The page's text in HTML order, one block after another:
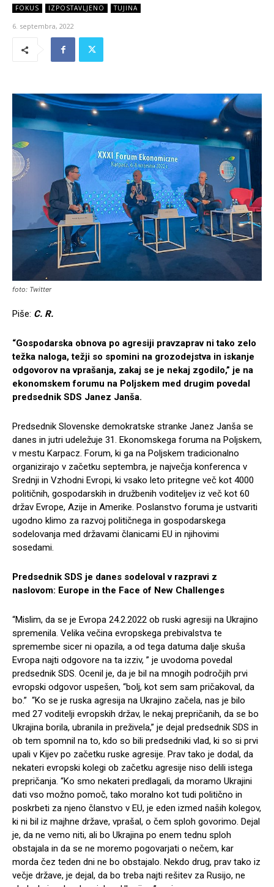
FOKUS IZPOSTAVLJENO TUJINA
6. septembra, 2022
foto: Twitter
Piše: C. R.
“Gospodarska obnova po agresiji pravzaprav ni tako zelo
težka naloga, težji so spomini na grozodejstva in iskanje
odgovorov na vprašanja, zakaj se je nekaj zgodilo,” je na
ekonomskem forumu na Poljskem med drugim povedal
predsednik SDS Janez Janša.
Predsednik Slovenske demokratske stranke Janez Janša se
danes in jutri udeležuje 31. Ekonomskega foruma na Poljskem,
v mestu Karpacz. Forum, ki ga na Poljskem tradicionalno
organizirajo v začetku septembra, je največja konferenca v
Srednji in Vzhodni Evropi, ki vsako leto pritegne več kot 4000
političnih, gospodarskih in družbenih voditeljev iz več kot 60
držav Evrope, Azije in Amerike. Poslanstvo foruma je ustvariti
ugodno klimo za razvoj političnega in gospodarskega
sodelovanja med državami članicami EU in njihovimi
sosedami.
Predsednik SDS je danes sodeloval v razpravi z
naslovom: Europe in the Face of New Challenges
“Mislim, da se je Evropa 24.2.2022 ob ruski agresiji na Ukrajino
spremenila. Velika večina evropskega prebivalstva te
spremembe sicer ni opazila, a od tega datuma dalje skuša
Evropa najti odgovore na ta izziv, ” je uvodoma povedal
predsednik SDS. Ocenil je, da je bil na mnogih področjih prvi
evropski odgovor uspešen, “bolj, kot sem sam pričakoval, da
bo.” “Ko se je ruska agresija na Ukrajino začela, nas je bilo
med 27 voditelji evropskih držav, le nekaj prepričanih, da se bo
Ukrajina borila, ubranila in preživela,” je dejal predsednik SDS in
ob tem spomnil na to, kdo so bili predsedniki vlad, ki so si prvi
upali v Kijev po začetku ruske agresije. Prav tako je dodal, da
nekateri evropski kolegi ob začetku agresije niso delili istega
prepričanja. “Ko smo nekateri predlagali, da moramo Ukrajini
dati vso možno pomoč, tako moralno kot tudi politično in
poskrbeti za njeno članstvo v EU, je eden izmed naših kolegov,
ki ni bil iz majhne države, vprašal, o čem sploh govorimo. Dejal
je, da ne vemo niti, ali bo Ukrajina po enem tednu sploh
obstajala in da se ne moremo pogovarjati o nečem, kar
morda čez teden dni ne bo obstajalo. Nekdo drug, prav tako iz
večje države, je dejal, da bo treba najti rešitev za Rusijo, ne